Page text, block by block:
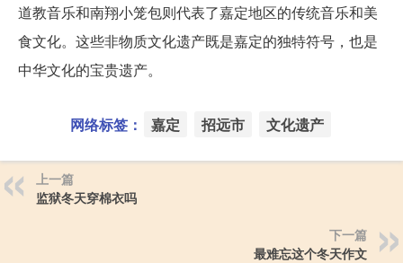
道教音乐和南翔小笼包则代表了嘉定地区的传统音乐和美
食文化。这些非物质文化遗产既是嘉定的独特符号，也是
中华文化的宝贵遗产。
网络标签： 嘉定 招远市 文化遗产
上一篇
监狱冬天穿棉衣吗
下一篇
最难忘这个冬天作文